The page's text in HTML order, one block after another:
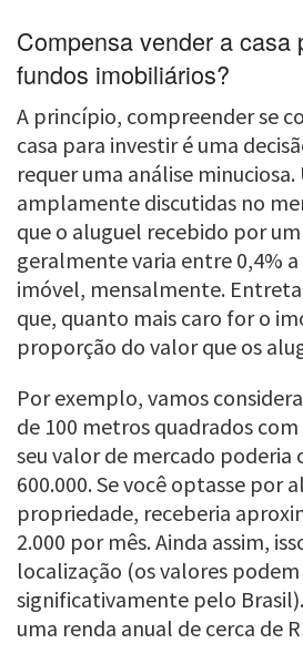
Compensa vender a casa
fundos imobiliários?
A princípio, compreender se
casa para investir é uma
requer uma análise
amplamente discutidas no
que o aluguel recebido por
geralmente varia entre 0,4%
imóvel, mensalmente.
que, quanto mais caro for o
proporção do valor que os
Por exemplo, vamos
de 100 metros quadrados com
seu valor de mercado poderia
600.000. Se você optasse por
propriedade, receberia
2.000 por mês. Ainda assim,
localização (os valores
significativamente pelo
uma renda anual de cerca de